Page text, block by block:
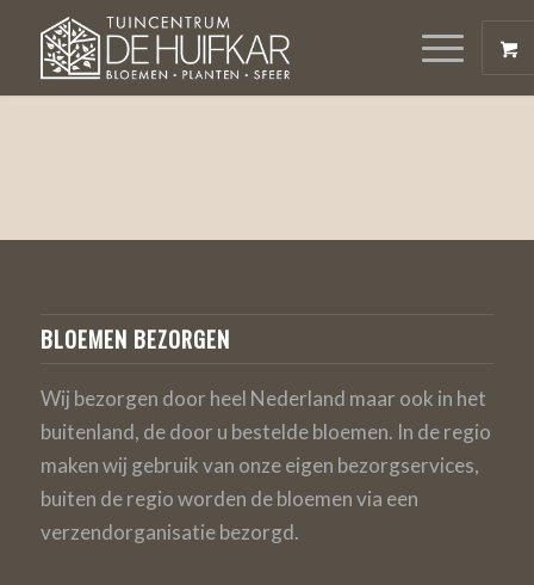
BLOEMEN BEZORGEN
Wij bezorgen door heel Nederland maar ook in het
buitenland, de door u bestelde bloemen. In de regio
maken wij gebruik van onze eigen bezorgservices,
buiten de regio worden de bloemen via een
verzendorganisatie bezorgd.